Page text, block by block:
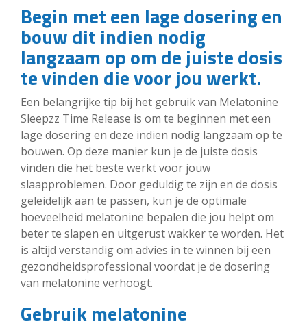
Begin met een lage dosering en
bouw dit indien nodig
langzaam op om de juiste dosis
te vinden die voor jou werkt.
Een belangrijke tip bij het gebruik van Melatonine
Sleepzz Time Release is om te beginnen met een
lage dosering en deze indien nodig langzaam op te
bouwen. Op deze manier kun je de juiste dosis
vinden die het beste werkt voor jouw
slaapproblemen. Door geduldig te zijn en de dosis
geleidelijk aan te passen, kun je de optimale
hoeveelheid melatonine bepalen die jou helpt om
beter te slapen en uitgerust wakker te worden. Het
is altijd verstandig om advies in te winnen bij een
gezondheidsprofessional voordat je de dosering
van melatonine verhoogt.
Gebruik melatonine